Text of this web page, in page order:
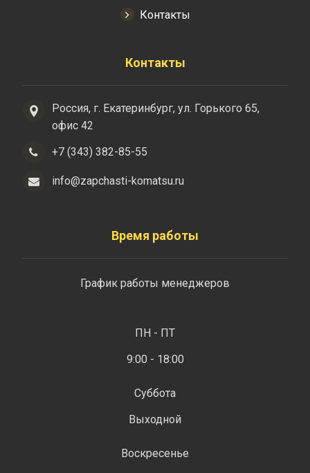
Контакты
Контакты
Россия, г. Екатеринбург, ул. Горького 65,
офис 42
+7 (343) 382-85-55
info@zapchasti-komatsu.ru
Время работы
График работы менеджеров
ПН - ПТ
9:00 - 18:00
Суббота
Выходной
Воскресенье